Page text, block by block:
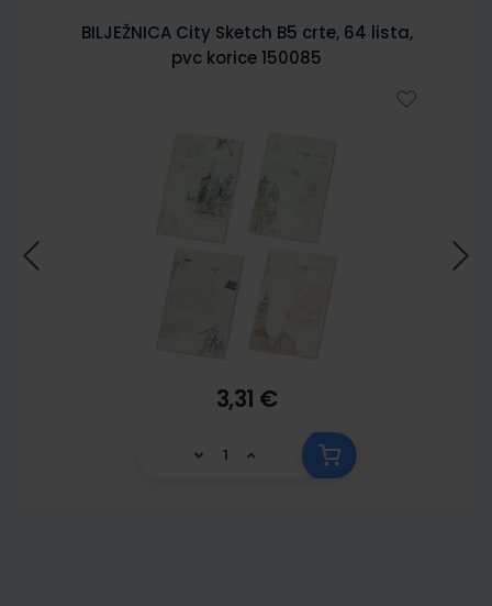
BILJEŽNICA City Sketch B5 crte, 64 lista,
pvc korice 150085
3,31 €